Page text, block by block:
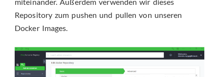
miteinander. Außerdem verwenden wir dieses
Repository zum pushen und pullen von unseren
Docker Images.